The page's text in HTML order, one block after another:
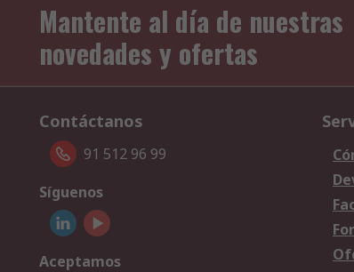
Mantente al día de nuestras
novedades y ofertas
Contáctanos
91 512 96 99
Síguenos
Aceptamos